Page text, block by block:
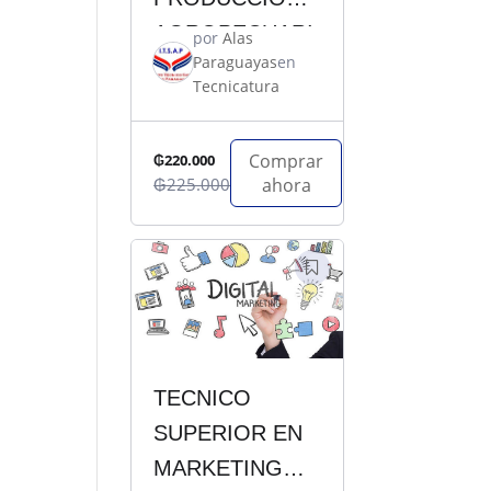
AGROPECUARI
A
porAlas
Paraguayasen
Tecnicatura
₲220.000
₲225.000
Comprar
ahora
TECNICO
SUPERIOR EN
MARKETING